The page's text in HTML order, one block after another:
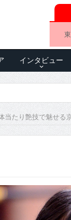
インタビュー
たり艶技で魅せる